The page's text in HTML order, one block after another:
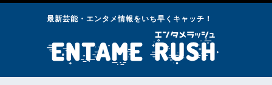
最新芸能・エンタメ情報をいち早くキャッチ！